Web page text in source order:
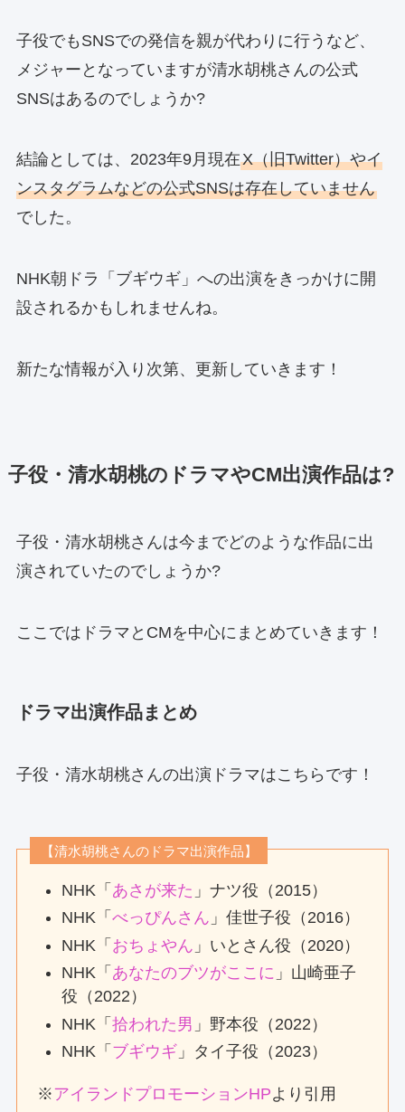
子役でもSNSでの発信を親が代わりに行うなど、
メジャーとなっていますが清水胡桃さんの公式
SNSはあるのでしょうか?
結論としては、2023年9月現在X（旧Twitter）やイ
ンスタグラムなどの公式SNSは存在していません
でした。
NHK朝ドラ「ブギウギ」への出演をきっかけに開
設されるかもしれませんね。
新たな情報が入り次第、更新していきます！
子役・清水胡桃のドラマやCM出演作品は?
子役・清水胡桃さんは今までどのような作品に出
演されていたのでしょうか?
ここではドラマとCMを中心にまとめていきます！
ドラマ出演作品まとめ
子役・清水胡桃さんの出演ドラマはこちらです！
【清水胡桃さんのドラマ出演作品】
NHK「 あさが来た 」ナツ役（2015）
NHK「べっぴんさん 」佳世子役（2016）
NHK「 おちょやん 」いとさん役（2020）
NHK「 あなたのブツがここに 」山崎亜子
役（2022）
NHK「拾われた男 」野本役（2022）
NHK「 ブギウギ 」タイ子役（2023）
※アイランドプロモーションHPより引用